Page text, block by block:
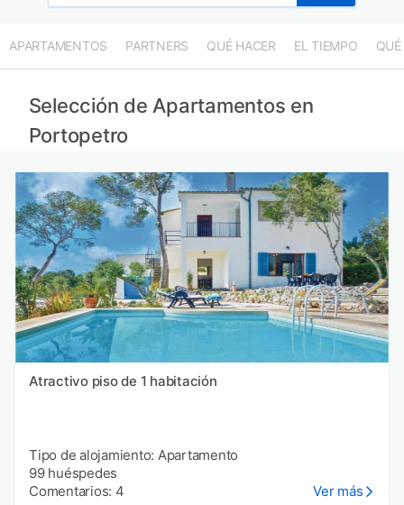
APARTAMENTOS PARTNERS QUÉ HACER EL TIEMPO QUÉ
Selección de Apartamentos en
Portopetro
Atractivo piso de 1 habitación
Tipo de alojamiento: Apartamento
99 huéspedes
Comentarios: 4
Ver más